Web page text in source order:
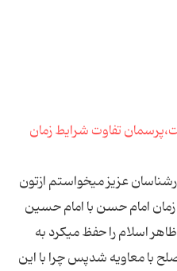
عزيز ميخواستم ازتون
امام حسن با امام حسين
اسلام را حفظ ميكرد به
با معاويه شدپس چرا با اين